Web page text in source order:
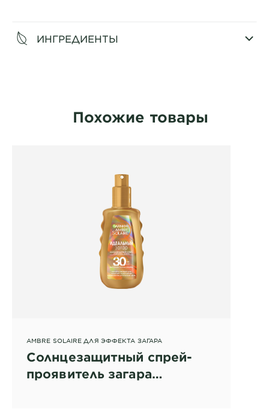
ИНГРЕДИЕНТЫ
Похожие товары
AMBRE SOLAIRE ДЛЯ ЭФФЕКТА ЗАГАРА
Солнцезащитный спрей-
проявитель загара